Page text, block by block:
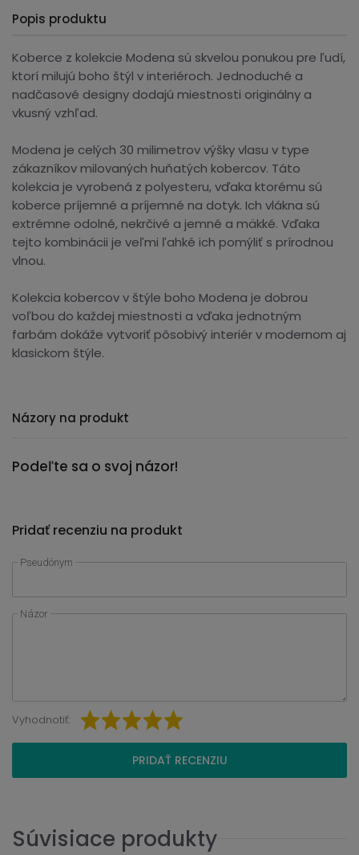
Popis produktu
Koberce z kolekcie Modena sú skvelou ponukou pre ľudí,
ktorí milujú boho štýl v interiéroch. Jednoduché a
nadčasové designy dodajú miestnosti originálny a
vkusný vzhľad.
Modena je celých 30 milimetrov výšky vlasu v type
zákazníkov milovaných huňatých kobercov. Táto
kolekcia je vyrobená z polyesteru, vďaka ktorému sú
koberce príjemné a príjemné na dotyk. Ich vlákna sú
extrémne odolné, nekrčivé a jemné a mäkké. Vďaka
tejto kombinácii je veľmi ľahké ich pomýliť s prírodnou
vlnou.
Kolekcia kobercov v štýle boho Modena je dobrou
voľbou do každej miestnosti a vďaka jednotným
farbám dokáže vytvoriť pôsobivý interiér v modernom aj
klasickom štýle.
Názory na produkt
Podeľte sa o svoj názor!
Pridať recenziu na produkt
Pseudónym
Názor
Vyhodnotiť:
PRIDAŤ RECENZIU
Súvisiace produkty